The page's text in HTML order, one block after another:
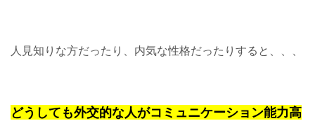
人見知りな方だったり、内気な性格だったりすると、、、
どうしても外交的な人がコミュニケーション能力高